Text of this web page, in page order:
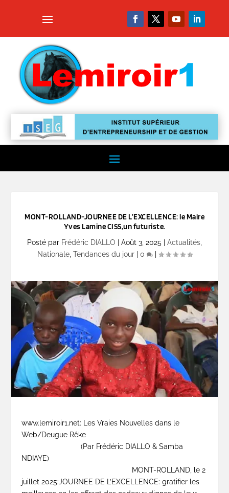
MONT-ROLLAND-JOURNEE DE L’EXCELLENCE: le Maire
Yves Lamine CISS,un futuriste.
Posté par Frédéric DIALLO Août 3, 2025 Actualités
Nationale, Tendances du jour| 0 |
www.lemiroir1.net: Les Vraies Nouvelles dans le
Web/Deugue Rêke
(Par Frédéric DIALLO & Samba
NDIAYE)
MONT-ROLLAND, le 2
juillet 2025:JOURNEE DE L’EXCELLENCE: gratifier les